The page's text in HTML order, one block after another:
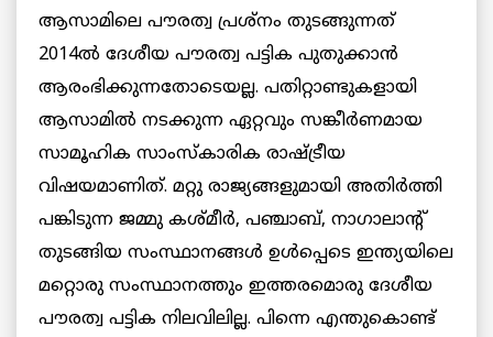
ആസാമിലെ പൗരത്വ പ്രശ്‌നം തുടങ്ങുന്നത്
2014ല്‍ ദേശീയ പൗരത്വ പട്ടിക പുതുക്കാന്‍
ആരംഭിക്കുന്നതോടെയല്ല. പതിറ്റാണ്ടുകളായി
ആസാമില്‍ നടക്കുന്ന ഏറ്റവും സങ്കീര്‍ണമായ
സാമൂഹിക സാംസ്‌കാരിക രാഷ്ട്രീയ
വിഷയമാണിത്. മറ്റു രാജ്യങ്ങളുമായി അതിര്‍ത്തി
പങ്കിടുന്ന ജമ്മു കശ്മീര്‍, പഞ്ചാബ്, നാഗാലാന്റ്
തുടങ്ങിയ സംസ്ഥാനങ്ങള്‍ ഉള്‍പ്പെടെ ഇന്ത്യയിലെ
മറ്റൊരു സംസ്ഥാനത്തും ഇത്തരമൊരു ദേശീയ
പൗരത്വ പട്ടിക നിലവിലില്ല. പിന്നെ എന്തുകൊണ്ട്